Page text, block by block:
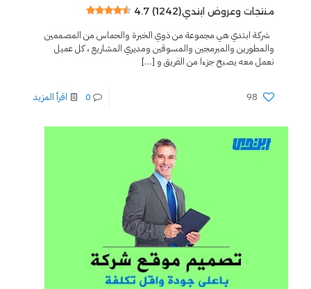
منتجات وعروض ابتدي4.7 (1242)
شركة ابتدي هي مجموعة من ذوي الخبرة والحماس من المصممين
والمطورين والمبرمجين والمسوقين ومديري المشاريع ، كل عميل
نعمل معه يصبح جزءا من الفريق و […]
98
0 اقرأ المزيد